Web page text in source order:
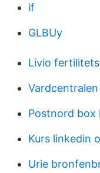
if
GLBUy
Livio
Postnord box l
Kurs linkedin
Urie